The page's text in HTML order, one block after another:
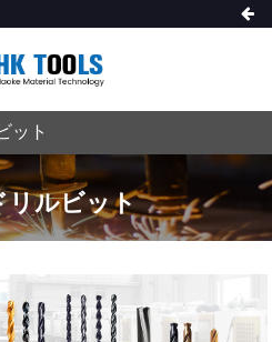
ット
リルビット